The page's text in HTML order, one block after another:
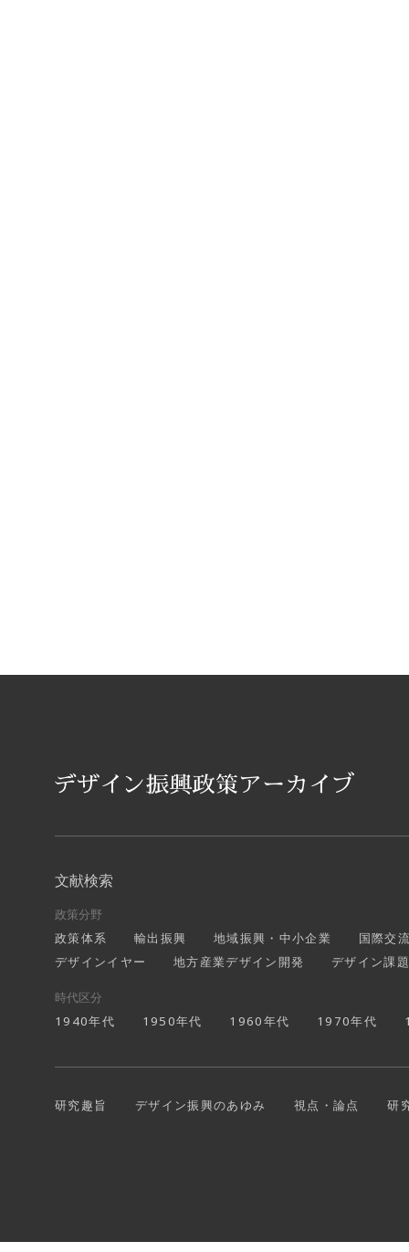
文献検索
政策分野
政策体系
輸出振興 地域振興・中小企業
国際交
デザインイヤー
地方産業デザイン開発 デザイン課
時代区分
1940年代
1950年代 1960年代 1970年代
研究趣旨 デザイン振興のあゆみ 視点・論点 研